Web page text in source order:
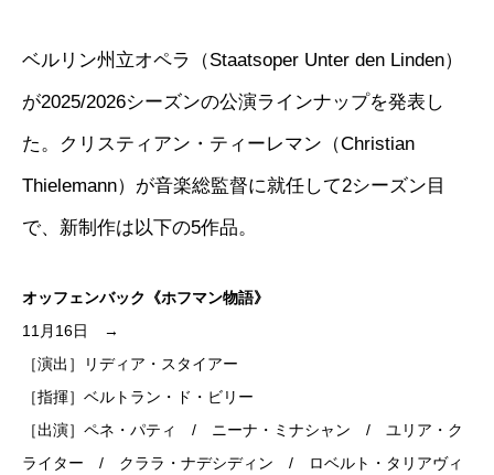
ベルリン州立オペラ（Staatsoper Unter den Linden）
が2025/2026シーズンの公演ラインナップを発表し
た。クリスティアン・ティーレマン（Christian
Thielemann）が音楽総監督に就任して2シーズン目
で、新制作は以下の5作品。
オッフェンバック《ホフマン物語》
11月16日 →
［演出］リディア・スタイアー
［指揮］ベルトラン・ド・ビリー
［出演］ペネ・パティ / ニーナ・ミナシャン / ユリア・ク
ライター / クララ・ナデシディン / ロベルト・タリアヴィ